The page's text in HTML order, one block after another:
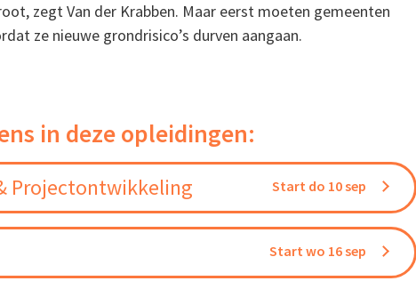
zegt Van der Krabben. Maar eerst moeten gemeenten
ze nieuwe grondrisico’s durven aangaan.
in deze opleidingen:
Projectontwikkeling Start do 10 sep
Start wo 16 sep